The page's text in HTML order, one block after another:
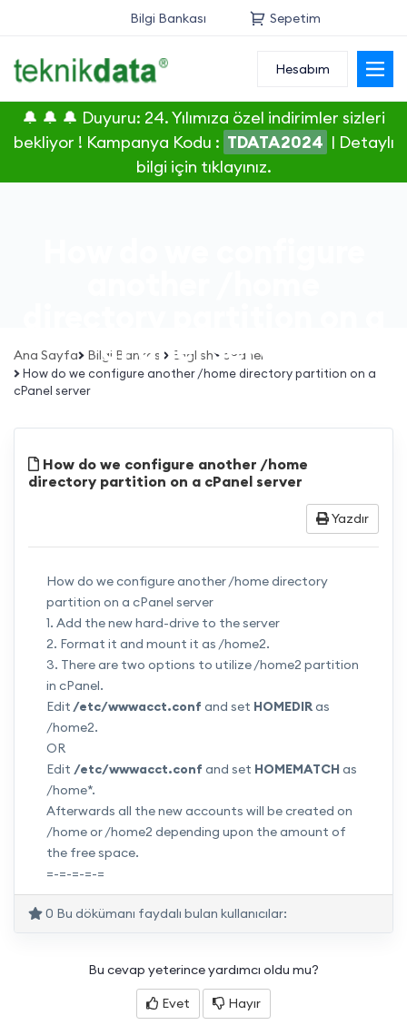
Bilgi Bankası Sepetim
Alan Adı
Web Hosting
Reseller
Hesabım
🔔 🔔 🔔 Duyuru: 24. Yılımıza özel indirimler sizleri
bekliyor ! Kampanya Kodu : TDATA2024 | Detaylı
bilgi için tıklayınız.
cPanel server
Ana Sayfa Bilgi Bankası English cPanel
How do we configure another /home directory partition on a
cPanel server
How do we configure another /home
directory partition on a cPanel server
Yazdır
How do we configure another /home directory
partition on a cPanel server
1. Add the new hard-drive to the server
2. Format it and mount it as /home2.
3. There are two options to utilize /home2 partition
in cPanel.
Edit /etc/wwwacct.conf and set HOMEDIRas
/home2.
OR
Edit /etc/wwwacct.conf and set HOMEMATCH as
/home*.
Afterwards all the new accounts will be created on
/home or /home2 depending upon the amount of
the free space.
=-=-=-=-=
0 Bu dökümanı faydalı bulan kullanıcılar:
Bu cevap yeterince yardımcı oldu mu?
Evet Hayır